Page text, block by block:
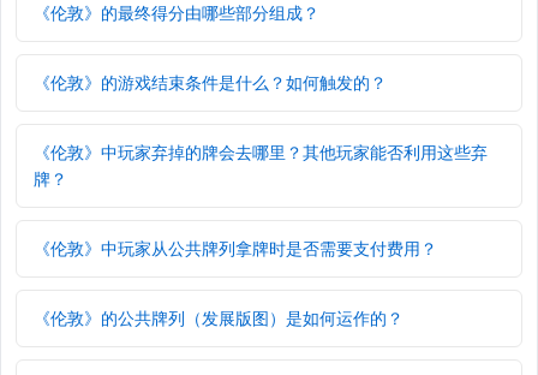
《伦敦》的最终得分由哪些部分组成？
《伦敦》的游戏结束条件是什么？如何触发的？
《伦敦》中玩家弃掉的牌会去哪里？其他玩家能否利用这些弃
牌？
《伦敦》中玩家从公共牌列拿牌时是否需要支付费用？
《伦敦》的公共牌列（发展版图）是如何运作的？